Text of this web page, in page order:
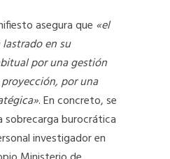
asegura que «el
lastrado en su
por una gestión
por una
. En concreto, se
burocrática
investigador en